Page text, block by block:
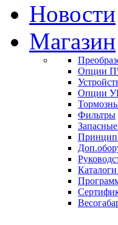
Новости
Магазин
Опции
Опции
Фильтры
Принцип